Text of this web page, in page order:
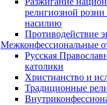
религиозной
насилию
Противодействие
Межконфессиональные
Русская
католики
Христианство и
Традиционные